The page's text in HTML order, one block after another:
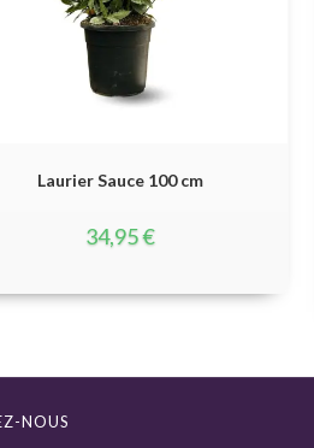
Laurier Sauce 100 cm
34,95€
NOUS